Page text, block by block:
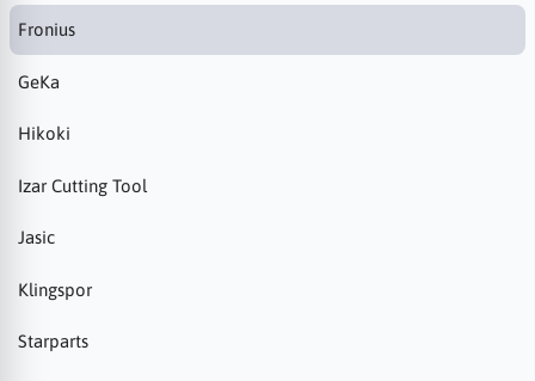
Fronius
GeKa
Hikoki
Izar Cutting Tool
Jasic
Klingspor
Starparts